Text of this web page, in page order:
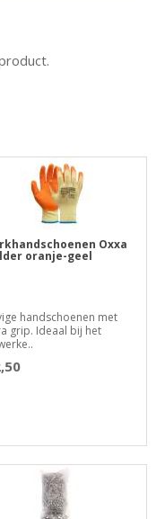
Oxxa
oranje-geel
handschoenen met
grip. Ideaal bij het